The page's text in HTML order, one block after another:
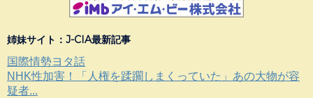
姉妹サイト：J-CIA最新記事
国際情勢ヨタ話
NHK性加害！「人権を蹂躙しまくっていた」あの大物が容
疑者...